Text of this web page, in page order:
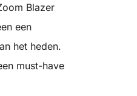
Blazer
een
het heden.
must-have